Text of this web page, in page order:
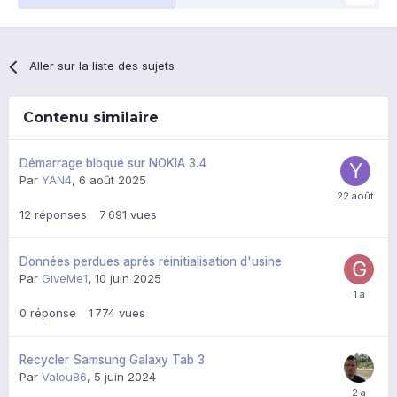
Aller sur la liste des sujets
Contenu similaire
Démarrage bloqué sur NOKIA 3.4
Par YAN4, 6 août 2025
12 réponses 7 691 vues
Données perdues aprés réinitialisation d'usine
Par GiveMe1, 10 juin 2025
0 réponse 1 774 vues
Recycler Samsung Galaxy Tab 3
Par Valou86, 5 juin 2024